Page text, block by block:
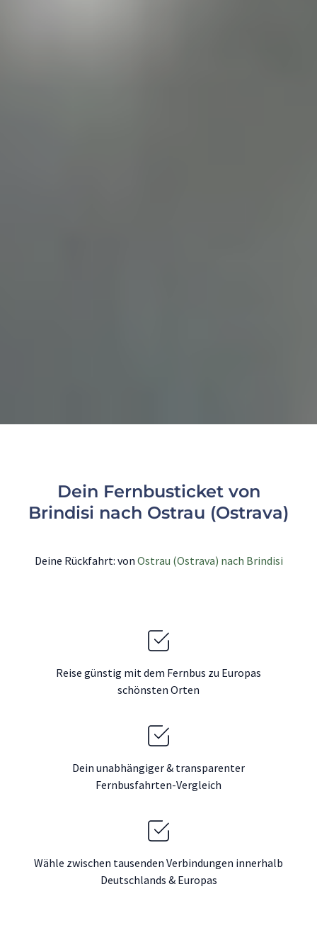
Dein Fernbusticket von
Brindisi nach Ostrau (Ostrava)
Deine Rückfahrt: von Ostrau (Ostrava) nach Brindisi
Reise günstig mit dem Fernbus zu Europas
schönsten Orten
Dein unabhängiger & transparenter
Fernbusfahrten-Vergleich
Wähle zwischen tausenden Verbindungen innerhalb
Deutschlands & Europas